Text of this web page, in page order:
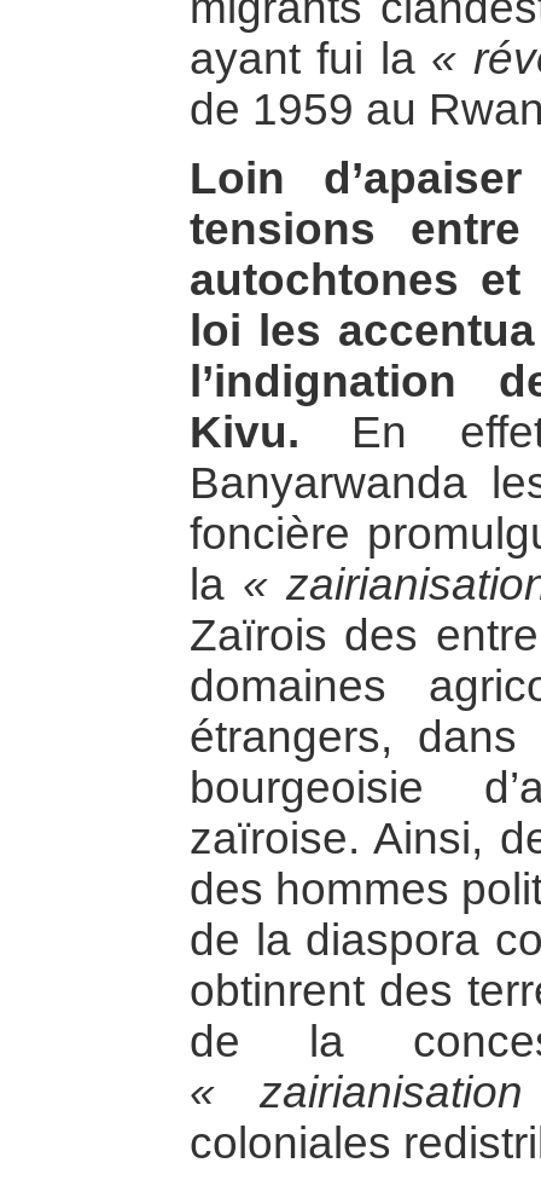
ayant fui la «
de 1959 au
Loin
tensions
autochtones et
loi les
l’indignation
Kivu. En
Banyarwanda
foncière
la «
Zaïrois des
domaines
étrangers,
bourgeoisie
zaïroise. Ainsi,
des hommes
de la diaspora
obtinrent des
de la
«
coloniales